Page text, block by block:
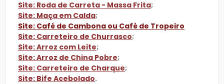
Site: Roda de Carreta - Massa Frita;
Site: Maça em Calda;
Site: Café de Cambona ou Café de Tropeiro
Site: Carreteiro de Churrasco;
Site: Arroz com Leite;
Site: Arroz de China Pobre;
Site: Carreteiro de Charque;
Site: Bife Acebolado.